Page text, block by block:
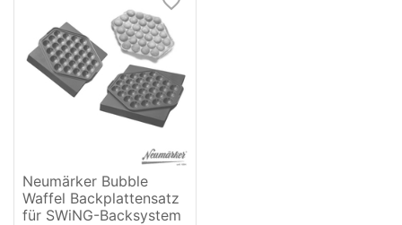
Neumärker Bubble
Waffel Backplattensatz
für SWiNG-Backsystem